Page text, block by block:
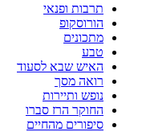
תרבות ופנאי
הורוסקופ
מתכונים
טבע
האיש שבא לסעוד
רואה מסך
נופש ותיירות
החוקר הרז סברו
סיפורים מהחיים